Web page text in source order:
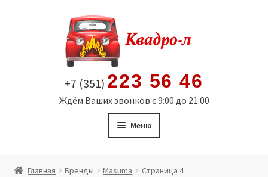
содержимому
+7 (351) 223 56 46
Ждём Ваших звонков с 9:00 до 21:00
Меню
Главная Бренды Masuma Страница 4